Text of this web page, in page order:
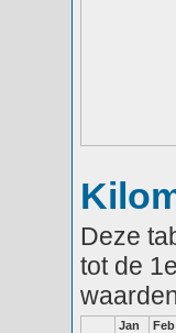
Deze
tot de
Jan Feb